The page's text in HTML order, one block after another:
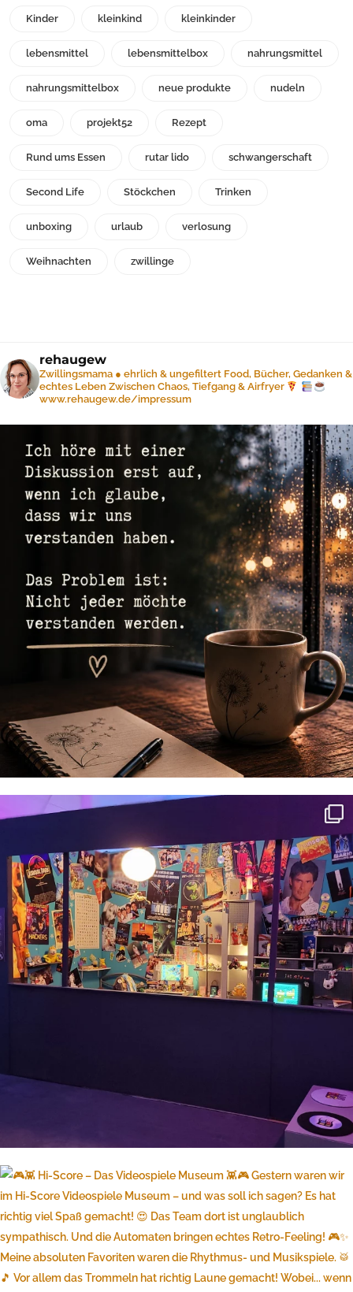
Kinder kleinkind kleinkinder
lebensmittel lebensmittelbox nahrungsmittel
nahrungsmittelbox neue produkte nudeln
oma projekt52 Rezept
Rund ums Essen rutar lido schwangerschaft
Second Life Stöckchen Trinken
unboxing urlaub verlosung
Weihnachten zwillinge
rehaugew
Zwillingsmama ● ehrlich & ungefiltert Food, Bücher, Gedanken &
echtes Leben Zwischen Chaos, Tiefgang & Airfryer
www.rehaugew.de/impressum